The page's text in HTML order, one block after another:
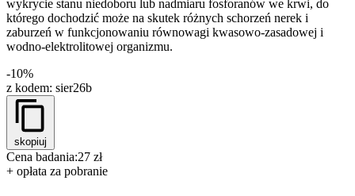
wykrycie stanu niedoboru lub nadmiaru fosforanów we krwi, do
którego dochodzić może na skutek różnych schorzeń nerek i
zaburzeń w funkcjonowaniu równowagi kwasowo-zasadowej i
wodno-elektrolitowej organizmu.
-10%
z kodem: sier26b
skopiuj
Cena badania:27 zł
+ opłata za pobranie